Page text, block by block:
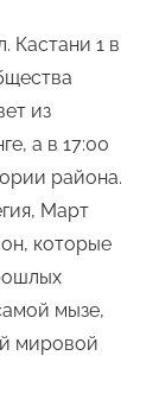
Кастани 1 в
из
а в 17:00
района.
Март
которые
мызе,
мировой